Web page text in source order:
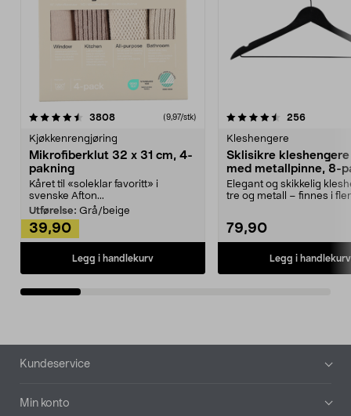
3808anmeldelser(9,97/stk)
Kjøkkenrengjøring
Mikrofiberklut 32 x 31 cm, 4-
pakning
Kåret til «soleklar favoritt» i
svenske Afton...
Utførelse: Grå/beige
39,90
Legg i handlekurv
4.5av 5 stjerner 256
Kleshengere
Sklisikre
med metallpinne, 8-
Elegant og skikkelig
tre og metall – finnes i
79,90
Legg i handlekurv
4.5av 5 stjerner
Bunntekst
Kundeservice
Min konto